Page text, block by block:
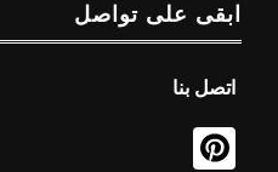
ابقى على تواصل
اتصل بنا